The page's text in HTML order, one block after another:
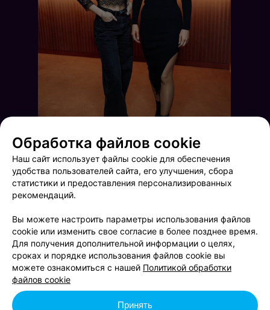
Ночные жители Happy Birthday HP
Обработка файлов cookie
Наш сайт использует файлы cookie для обеспечения
удобства пользователей сайта, его улучшения, сбора
статистики и предоставления персонализированных
рекомендаций.
Вы можете настроить параметры использования файлов
cookie или изменить свое согласие в более позднее время.
Для получения дополнительной информации о целях,
сроках и порядке использования файлов cookie вы
можете ознакомиться с нашей Политикой обработки
файлов cookie
Принять